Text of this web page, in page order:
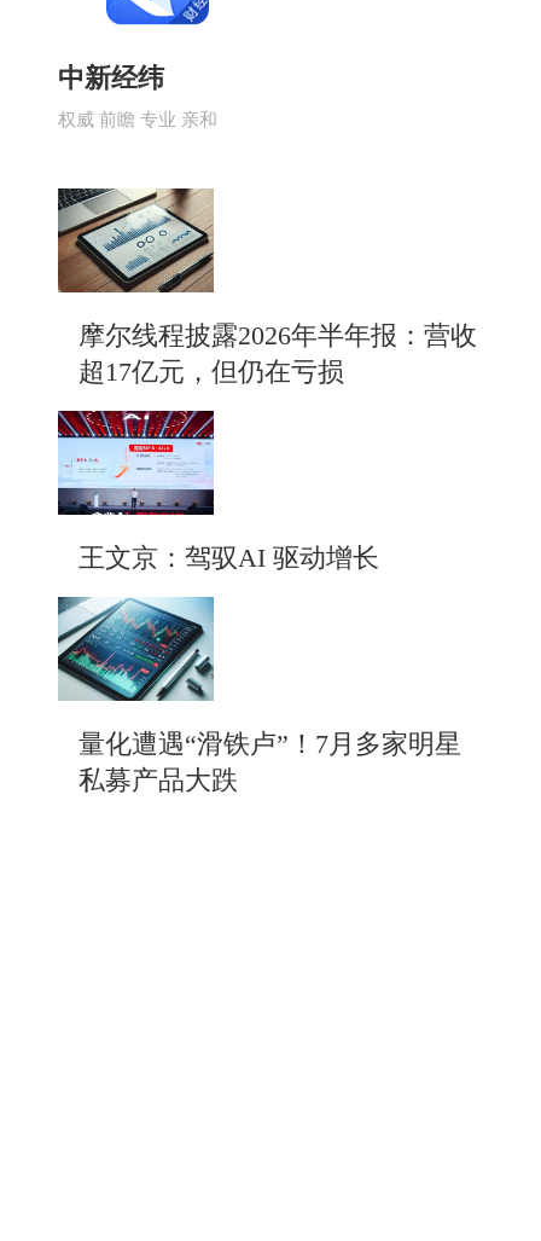
中新经纬
权威 前瞻 专业 亲和
摩尔线程披露2026年半年报：营收
超17亿元，但仍在亏损
王文京：驾驭AI 驱动增长
量化遭遇“滑铁卢”！7月多家明星
私募产品大跌